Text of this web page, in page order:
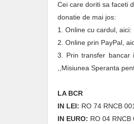
Cei care doriti sa faceti
donatie de mai jos:
1. Online cu cardul,
2. Online prin PayPal,
3. Prin transfer bancar
,,Misiunea Speranta
LA BCR
IN LEI: RO 74 RNCB
IN EURO: RO 04 RNCB